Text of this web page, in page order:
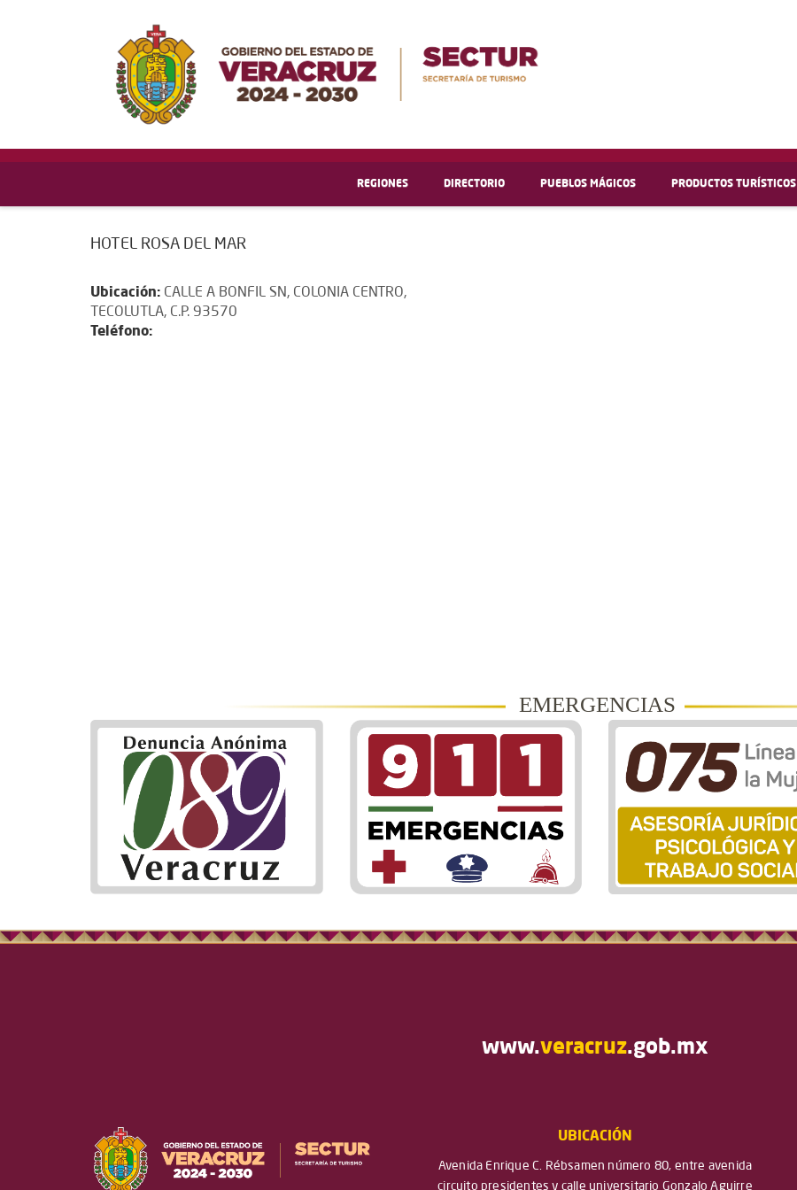
REGIONES DIRECTORIO PUEBLOS MÁGICOS PRODUCTOS TURÍSTICOS
HOTEL ROSA DEL MAR
Ubicación: CALLE A BONFIL SN, COLONIA CENTRO,
TECOLUTLA, C.P. 93570
Teléfono:
EMERGENCIAS
www.veracruz.gob.mx
UBICACIÓN
Avenida Enrique C. Rébsamen número 80, entre avenida
circuito presidentes y calle universitario Gonzalo Aguirre